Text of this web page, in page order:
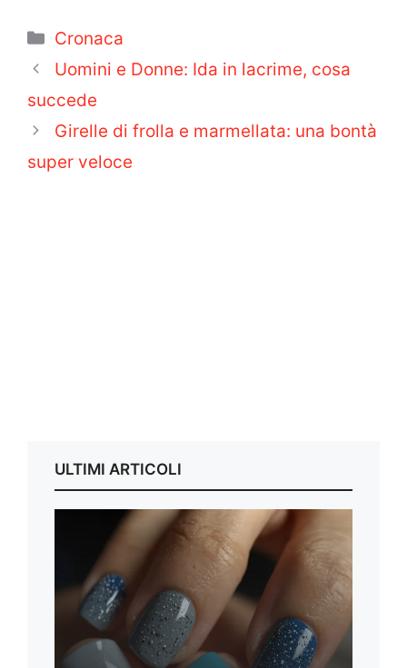
Categorie
Cronaca
Uomini e Donne: Ida in lacrime, cosa
succede
Girelle di frolla e marmellata: una bontà
super veloce
ULTIMI ARTICOLI